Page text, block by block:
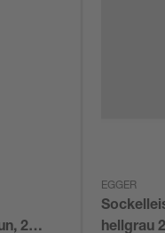
2
EGGER
hellgrau